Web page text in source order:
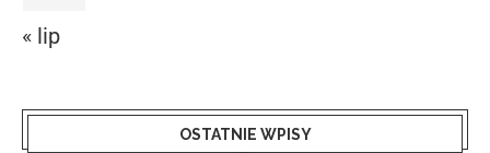
« lip
OSTATNIE WPISY